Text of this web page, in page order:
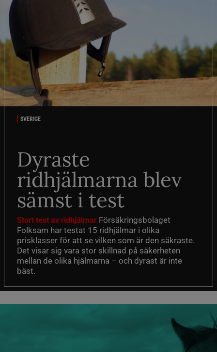
SVERIGE
Dyraste
ridhjälmarna blev
sämst i test
Stort test av ridhjälmar Försäkringsbolaget
Folksam har testat 15 ridhjälmar i olika
prisklasser för att se vilken som är den säkraste.
Det visar sig vara stor skillnad på säkerheten
mellan de olika hjälmarna – och dyrast är inte
bäst.